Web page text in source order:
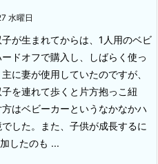
水曜日
子が生まれてからは、1人用のベビ
ドオフで購入し、しばらく使っ
に妻が使用していたのですが、
を連れて歩くと片方抱っこ紐
はベビーカーというなかなかハ
した。
また、子供が成長するに
したのも ...